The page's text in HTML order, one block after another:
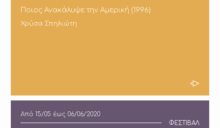
Ποιος Ανακάλυψε την Αμερική (1996)
Χρύσα Σπηλιώτη
Από15/05 έως06/06/2020
ΦΕΣΤΙΒΑΛ